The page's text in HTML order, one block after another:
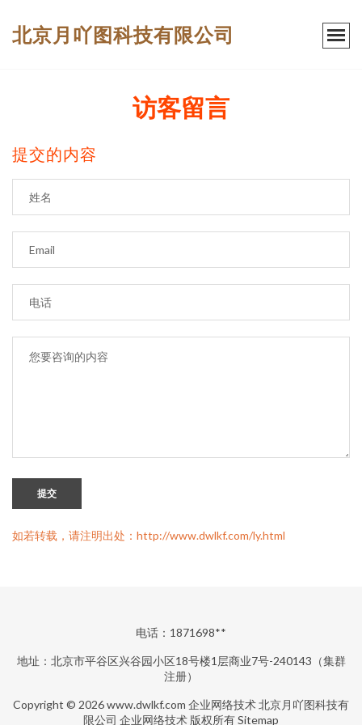
北京月吖图科技有限公司
访客留言
提交的内容
提交
如若转载，请注明出处：http://www.dwlkf.com/ly.html
电话：1871698**
地址：北京市平谷区兴谷园小区18号楼1层商业7号-240143（集群
注册）
Copyright © 2026www.dwlkf.com 企业网络技术北京月吖图科技有
限公司 企业网络技术 版权所有Sitemap